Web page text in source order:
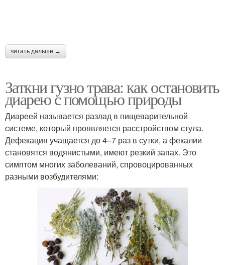
читать дальше →
Заткни гузно трава: как остановить
диарею с помощью природы
Диареей называется разлад в пищеварительной
системе, который проявляется расстройством стула.
Дефекация учащается до 4–7 раз в сутки, а фекалии
становятся водянистыми, имеют резкий запах. Это
симптом многих заболеваний, спровоцированных
разными возбудителями: